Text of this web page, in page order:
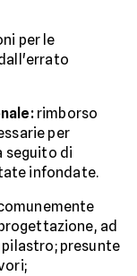
per le
rimborso
per
seguito di
infondate.
ad
presunte